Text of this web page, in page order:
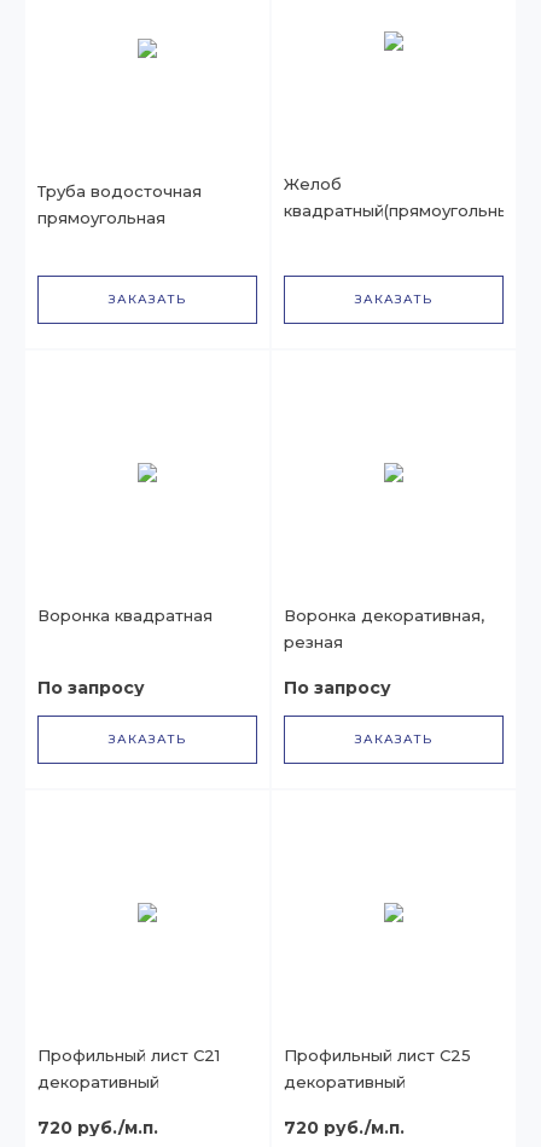
Труба водосточная
прямоугольная
ЗАКАЗАТЬ
Желоб
квадратный(прямоугольный)
ЗАКАЗАТЬ
Воронка квадратная
По запросу
ЗАКАЗАТЬ
Воронка декоративная,
резная
По запросу
ЗАКАЗАТЬ
Профильный лист С21
декоративный
720 руб./м.п.
Профильный лист С25
декоративный
720 руб./м.п.